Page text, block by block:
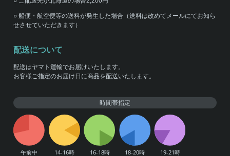
○ 船便・航空便等の送料が発生した場合（送料は改めてメールにてお知ら
せさせていただきます）
配送について
配送はヤマト運輸でお届けいたします。
お客様ご指定のお届け日に商品を配送いたします。
時間帯指定